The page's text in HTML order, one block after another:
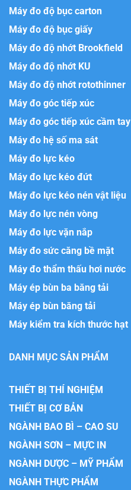
Máy đo độ bục carton
Máy đo độ bục giấy
Máy đo độ nhớt Brookfield
Máy đo độ nhớt KU
Máy đo độ nhớt rotothinner
Máy đo góc tiếp xúc
Máy đo góc tiếp xúc cầm tay
Máy đo hệ số ma sát
Máy đo lực kéo
Máy đo lực kéo đứt
Máy đo lực kéo nén vật liệu
Máy đo lực nén vòng
Máy đo lực vặn nắp
Máy đo sức căng bề mặt
Máy đo thẩm thấu hơi nước
Máy ép bùn ba băng tải
Máy ép bùn băng tải
Máy kiểm tra kích thước hạt
DANH MỤC SẢN PHẨM
THIẾT BỊ THÍ NGHIỆM
THIẾT BỊ CƠ BẢN
NGÀNH BAO BÌ – CAO SU
NGÀNH SƠN – MỰC IN
NGÀNH DƯỢC – MỸ PHẨM
NGÀNH THỰC PHẨM